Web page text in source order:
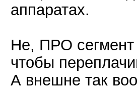
аппаратах.
Не, ПРО сегмент
чтобы
А внешне так